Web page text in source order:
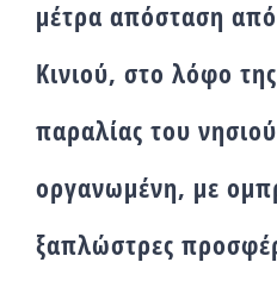
μέτρα απόσταση
Κινιού, στο λόφο
παραλίας του
οργανωμένη, με
ξαπλώστρες